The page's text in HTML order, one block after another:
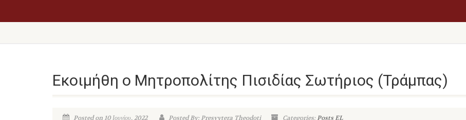
Εκοιμήθη ο Μητροπολίτης Πισιδίας Σωτήριος (Τράμπας)
Posted on 10 Ιουνίου, 2022 Posted By: Presvytera Theodoti Categories:Posts EL